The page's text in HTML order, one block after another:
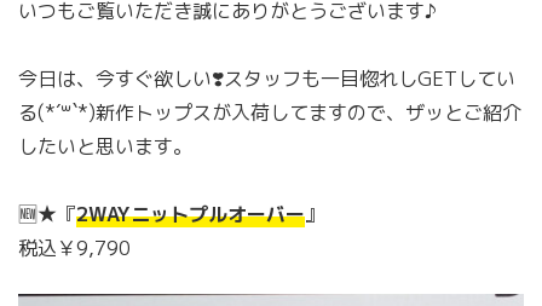
いつもご覧いただき誠にありがとうございます♪
今日は、今すぐ欲しい❣️スタッフも一目惚れしGETしてい
る(*´꒳`*)新作トップスが入荷してますので、ザッとご紹介
したいと思います。
🆕★『2WAYニットプルオーバー』
税込￥9,790